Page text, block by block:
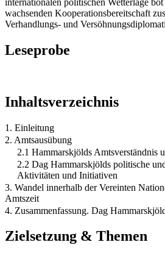
wachsenden Kooperationsbereitschaft
Verhandlungs- und
Leseprobe
Inhaltsverzeichnis
1. Einleitung
2. Amtsausübung
2.1 Hammarskjölds Amtsverständnis
2.2 Dag Hammarskjölds politische
Aktivitäten und Initiativen
3. Wandel innerhalb der Vereinten
Amtszeit
4. Zusammenfassung. Dag
Zielsetzung & Themen